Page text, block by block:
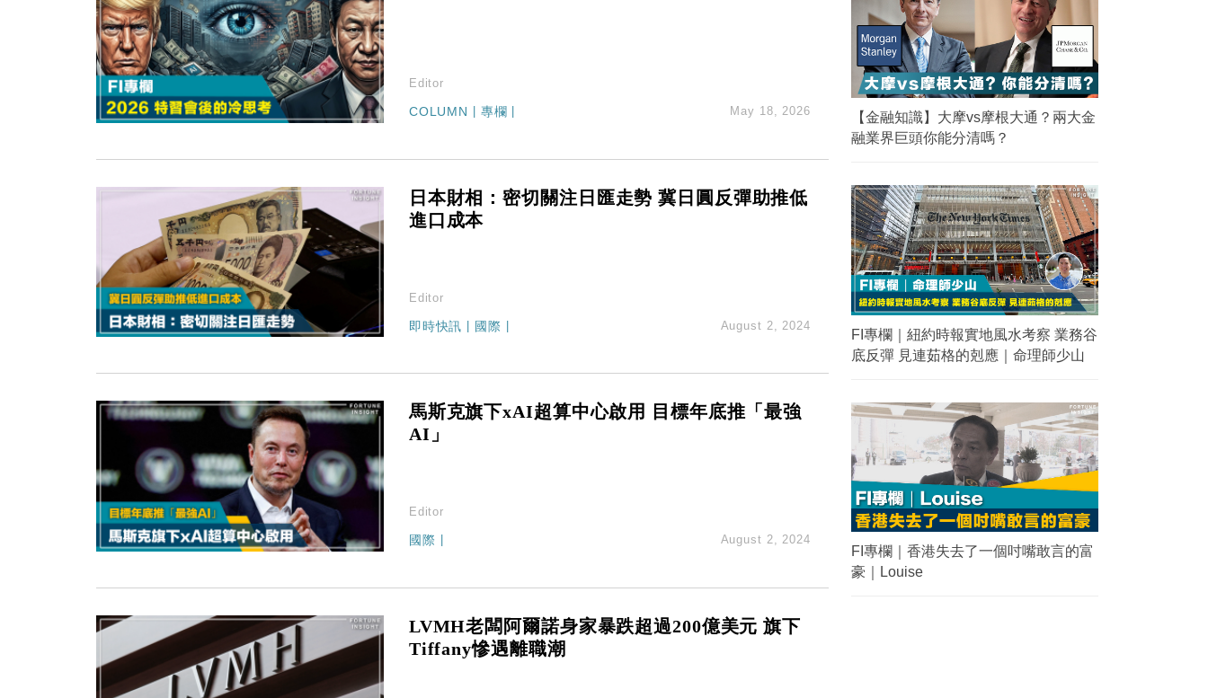
Editor
COLUMN 專欄 May 18, 2026
日本財相：密切關注日匯走勢 冀日圓反彈助推低
進口成本
Editor
即時快訊 國際 August 2, 2024
馬斯克旗下xAI超算中心啟用 目標年底推「最強
AI」
Editor
國際 August 2, 2024
LVMH老闆阿爾諾身家暴跌超過200億美元 旗下
Tiffany慘遇離職潮
【金融知識】大摩vs摩根大通？兩大金
融業界巨頭你能分清嗎？
FI專欄｜紐約時報實地風水考察 業務谷
底反彈 見連茹格的剋應｜命理師少山
FI專欄｜香港失去了一個吋嘴敢言的富
豪｜Louise